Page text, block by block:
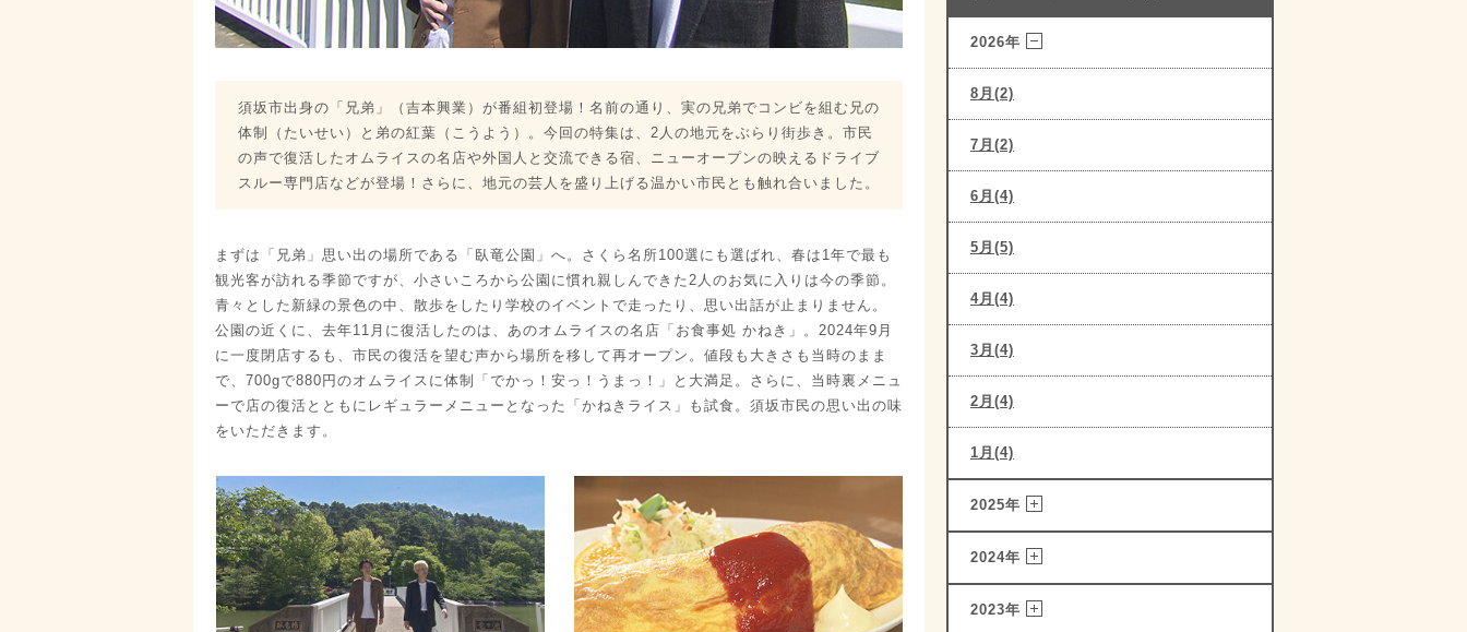
須坂市出身の「兄弟」（吉本興業）が番組初登場！名前の通り、実の兄弟でコンビを組む兄の
体制（たいせい）と弟の紅葉（こうよう）。今回の特集は、2人の地元をぶらり街歩き。市民
の声で復活したオムライスの名店や外国人と交流できる宿、ニューオープンの映えるドライブ
スルー専門店などが登場！さらに、地元の芸人を盛り上げる温かい市民とも触れ合いました。
まずは「兄弟」思い出の場所である「臥竜公園」へ。さくら名所100選にも選ばれ、春は1年で最も
観光客が訪れる季節ですが、小さいころから公園に慣れ親しんできた2人のお気に入りは今の季節。
青々とした新緑の景色の中、散歩をしたり学校のイベントで走ったり、思い出話が止まりません。
公園の近くに、去年11月に復活したのは、あのオムライスの名店「お食事処 かねき」。2024年9月
に一度閉店するも、市民の復活を望む声から場所を移して再オープン。値段も大きさも当時のまま
で、700gで880円のオムライスに体制「でかっ！安っ！うまっ！」と大満足。さらに、当時裏メニュ
ーで店の復活とともにレギュラーメニューとなった「かねきライス」も試食。須坂市民の思い出の味
をいただきます。
2026年
8月(2)
7月(2)
6月(4)
5月(5)
4月(4)
3月(4)
2月(4)
1月(4)
2025年
2024年
2023年